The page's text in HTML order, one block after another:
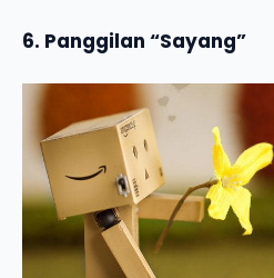
6. Panggilan “Sayang”